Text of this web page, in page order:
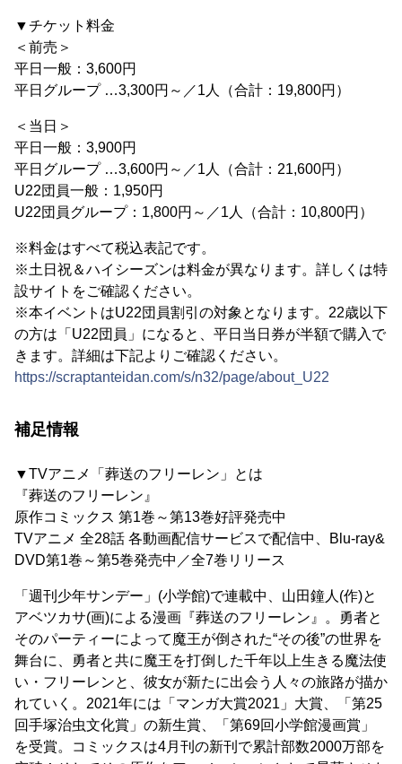
▼チケット料金
＜前売＞
平日一般：3,600円
平日グループ …3,300円～／1人（合計：19,800円）
＜当日＞
平日一般：3,900円
平日グループ …3,600円～／1人（合計：21,600円）
U22団員一般：1,950円
U22団員グループ：1,800円～／1人（合計：10,800円）
※料金はすべて税込表記です。
※土日祝＆ハイシーズンは料金が異なります。詳しくは特
設サイトをご確認ください。
※本イベントはU22団員割引の対象となります。22歳以下
の方は「U22団員」になると、平日当日券が半額で購入で
きます。詳細は下記よりご確認ください。
https://scraptanteidan.com/s/n32/page/about_U22
補足情報
▼TVアニメ「葬送のフリーレン」とは
『葬送のフリーレン』
原作コミックス 第1巻～第13巻好評発売中
TVアニメ 全28話 各動画配信サービスで配信中、Blu-ray&
DVD第1巻～第5巻発売中／全7巻リリース
「週刊少年サンデー」(小学館)で連載中、山田鐘人(作)と
アベツカサ(画)による漫画『葬送のフリーレン』。勇者と
そのパーティーによって魔王が倒された“その後”の世界を
舞台に、勇者と共に魔王を打倒した千年以上生きる魔法使
い・フリーレンと、彼女が新たに出会う人々の旅路が描か
れていく。2021年には「マンガ大賞2021」大賞、「第25
回手塚治虫文化賞」の新生賞、「第69回小学館漫画賞」
を受賞。コミックスは4月刊の新刊で累計部数2000万部を